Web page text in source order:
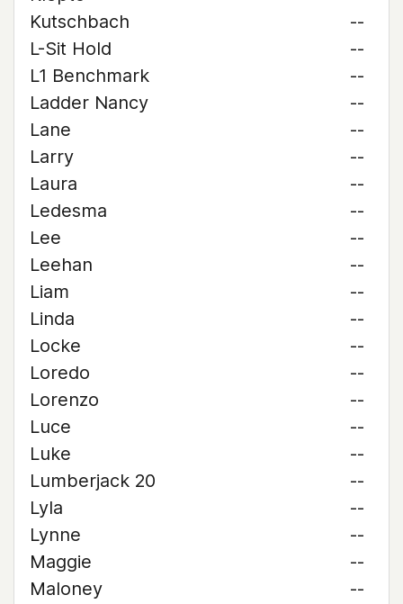
Kutschbach
--
L-Sit Hold
--
L1 Benchmark
--
Ladder Nancy
--
Lane
--
Larry
--
Laura
--
Ledesma
--
Lee
--
Leehan
--
Liam
--
Linda
--
Locke
--
Loredo
--
Lorenzo
--
Luce
--
Luke
--
Lumberjack 20
--
Lyla
--
Lynne
--
Maggie
--
Maloney
--